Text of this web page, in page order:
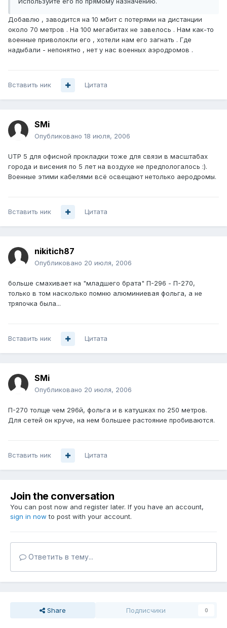
Добавлю , заводится на 10 мбит с потерями на дистанции
около 70 метров . На 100 мегабитах не завелось . Нам как-то
военные приволокли его , хотели нам его загнать . Где
надыбали - непонятно , нет у нас военных аэродромов .
Вставить ник Цитата
SMi
Опубликовано 18 июля, 2006
UTP 5 для офисной прокладки тоже для связи в масштабах
города и висения по 5 лет на воздухе не предпологалось :).
Военные этими кабелями всё освещают нетолько аеродромы.
Вставить ник Цитата
nikitich87
Опубликовано 20 июля, 2006
больше смахивает на "младшего брата" П-296 - П-270,
только в том насколько помню алюминиевая фольга, а не
тряпочка была...
Вставить ник Цитата
SMi
Опубликовано 20 июля, 2006
П-270 толще чем 296й, фольга и в катушках по 250 метров.
Для сетей он круче, на нем большее растояние пробиваются.
Вставить ник Цитата
Join the conversation
You can post now and register later. If you have an account,
sign in now to post with your account.
Ответить в тему...
Share Подписчики 0